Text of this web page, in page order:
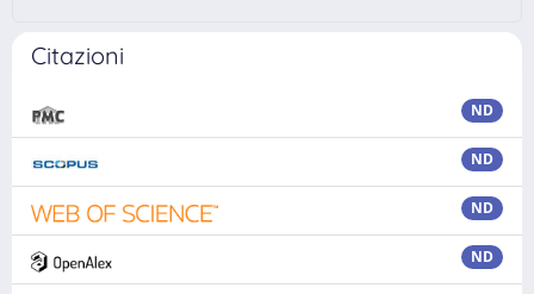
Citazioni
ND
ND
ND
ND